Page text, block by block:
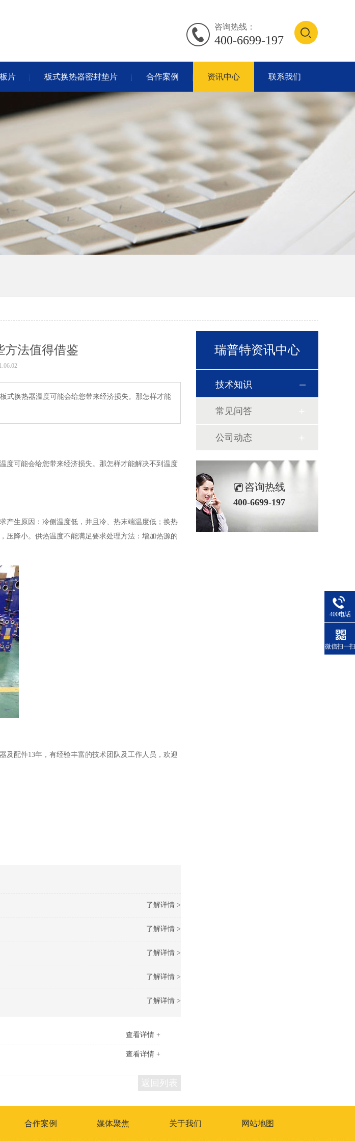
咨询热线：
400-6699-197
片 板式换热器密封垫片 合作案例 资讯中心 联系我们
方法值得借鉴
式换热器温度可能会给您带来经济损失。那怎样才能
度可能会给您带来经济损失。那怎样才能解决不到温度
产生原因：冷侧温度低，并且冷、热末端温度低；换热
压降小。供热温度不能满足要求处理方法：增加热源的
及配件13年，有经验丰富的技术团队及工作人员，欢迎
了解详情 >
了解详情 >
了解详情 >
了解详情 >
了解详情 >
查看详情 +
查看详情 +
返回列表
瑞普特资讯中心
技术知识
常见问答
公司动态
咨询热线
400-6699-197
合作案例 媒体聚焦 关于我们 网站地图
400电话
微信扫一扫